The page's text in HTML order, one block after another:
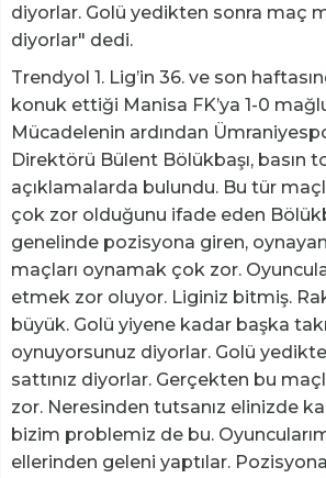
diyorlar. Golü yedikten sonra maç
diyorlar" dedi.
Trendyol 1. Lig’in 36. ve son
konuk ettiği Manisa FK’ya 1-0
Mücadelenin ardından
Direktörü Bülent Bölükbaşı, basın
açıklamalarda bulundu. Bu tür
çok zor olduğunu ifade eden
genelinde pozisyona giren,
maçları oynamak çok zor.
etmek zor oluyor. Liginiz bitmiş.
büyük. Golü yiyene kadar başka
oynuyorsunuz diyorlar. Golü
sattınız diyorlar. Gerçekten bu
zor. Neresinden tutsanız elinizde
bizim problemiz de bu.
ellerinden geleni yaptılar.